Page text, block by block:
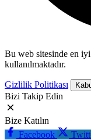
Bu web sitesinde en iyi
kullanılmaktadır.
Gizlilik Politikası
Bizi Takip Edin
Bize Katılın
Facebook